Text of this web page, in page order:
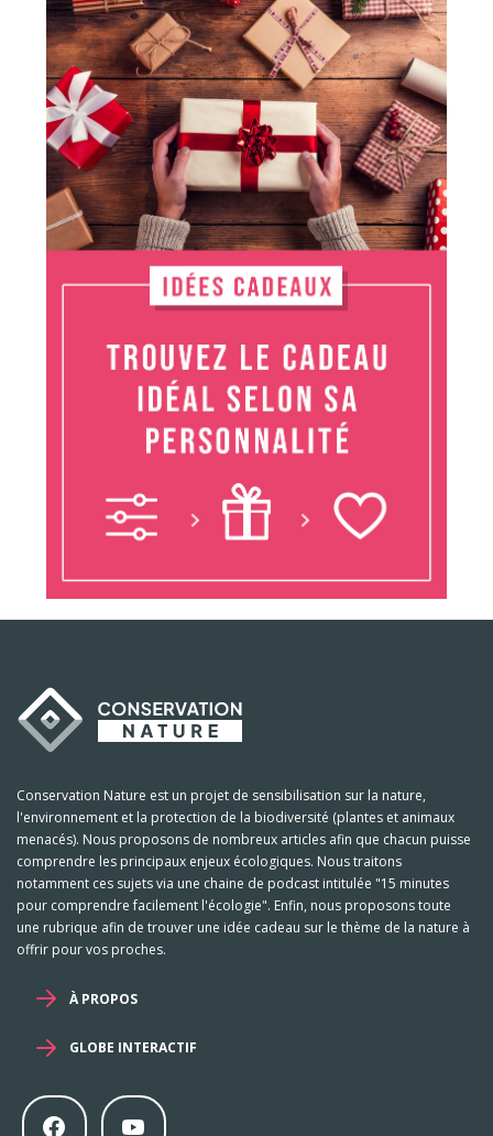
Conservation Nature est un projet de sensibilisation sur la nature,
l'environnement et la protection de la biodiversité (plantes et animaux
menacés). Nous proposons de nombreux articles afin que chacun puisse
comprendre les principaux enjeux écologiques. Nous traitons
notamment ces sujets via une chaine de podcast intitulée "15 minutes
pour comprendre facilement l'écologie". Enfin, nous proposons toute
une rubrique afin de trouver une idée cadeau sur le thème de la nature à
offrir pour vos proches.
À PROPOS
GLOBE INTERACTIF